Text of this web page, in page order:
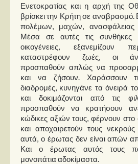
Ενετοκρατίας και η αρχή της
βρίσκει την Κρήτη σε αναβρασμό.
πολέμων, μαχών, ανασφάλειας
Μέσα σε αυτές τις συνθήκες
οικογένειες, εξανεμίζουν
καταστρέφουν ζωές, οι
προσπαθούν απλώς να
και να ζήσουν. Χαράσσουν
διαδρομές, κυνηγάνε τα όνειρά
και δοκιμάζονται από τις
προσπαθούν να κρατήσουν
κώδικες αξιών τους, φέρνουν
και αποχαιρετούν τους
αυτά, ο έρωτας δεν είναι απών
Και ο έρωτας αυτός τους
μονοπάτια αδοκίμαστα.